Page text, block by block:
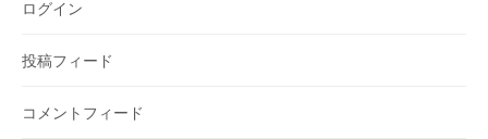
ログイン
投稿フィード
コメントフィード